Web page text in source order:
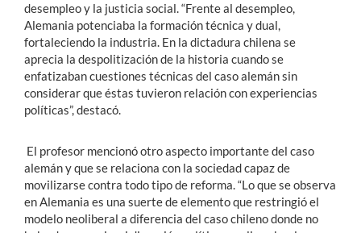
desempleo y la justicia social. “Frente al desempleo,
Alemania potenciaba la formación técnica y dual,
fortaleciendo la industria. En la dictadura chilena se
aprecia la despolitización de la historia cuando se
enfatizaban cuestiones técnicas del caso alemán sin
considerar que éstas tuvieron relación con experiencias
políticas”, destacó.
El profesor mencionó otro aspecto importante del caso
alemán y que se relaciona con la sociedad capaz de
movilizarse contra todo tipo de reforma. “Lo que se observa
en Alemania es una suerte de elemento que restringió el
modelo neoliberal a diferencia del caso chileno donde no